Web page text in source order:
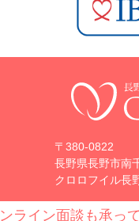
〒380-0822
長野県長野市南
クロロフイル長
ライン面談も承っ